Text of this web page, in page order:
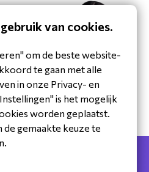
en
voor alle
van cookies.
om de beste website-
te gaan met alle
in onze Privacy- en
is het mogelijk
worden geplaatst.
de gemaakte keuze te